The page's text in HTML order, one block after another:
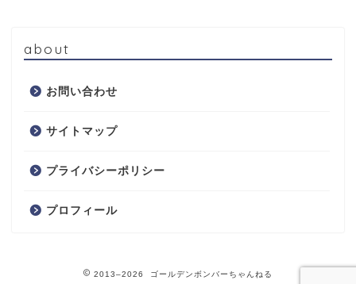
about
お問い合わせ
サイトマップ
プライバシーポリシー
プロフィール
2013–2026 ゴールデンボンバーちゃんねる